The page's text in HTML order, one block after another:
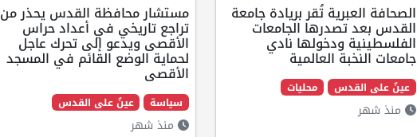
الصحافة العبرية تُقر بريادة جامعة
القدس بعد تصدرها الجامعات
الفلسطينية ودخولها نادي
جامعات النخبة العالمية
عينٌ على القدس محليات
منذ شهر
مستشار محافظة القدس يحذر من
تراجع تاريخي في أعداد حراس
الأقصى ويدعو إلى تحرك عاجل
لحماية الوضع القائم في المسجد
الأقصى
سياسة عينٌ على القدس
منذ شهر